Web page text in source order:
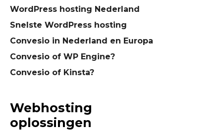
WordPress hosting Nederland
Snelste WordPress hosting
Convesio in Nederland en Europa
Convesio of WP Engine?
Convesio of Kinsta?
Webhosting
oplossingen